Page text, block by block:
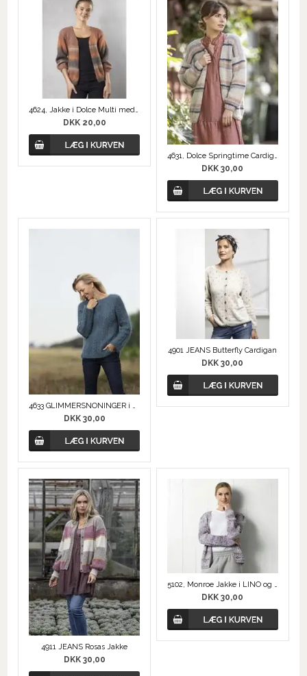
4624, Jakke i Dolce Multi med Kobberkant
DKK 20,00
DKK 30,00
4633 GLIMMERSNONINGER i Dolce Glitter
DKK 30,00
4901 JEANS Butterfly Cardigan
DKK 30,00
4911 JEANS Rosas Jakke
DKK 30,00
5102, Monroe Jakke i LINO og Anisia
DKK 30,00